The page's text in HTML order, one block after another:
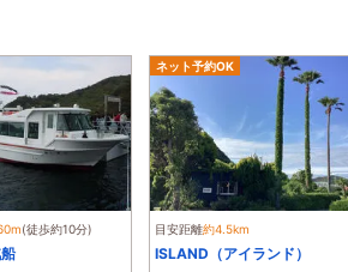
(徒歩約10分)
ネット予約OK
目安距離約4.5km
ISLAND（アイランド）